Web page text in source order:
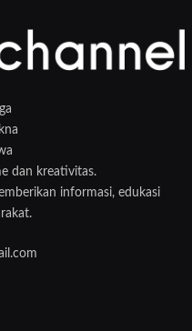
dan kreativitas.
informasi, edukasi